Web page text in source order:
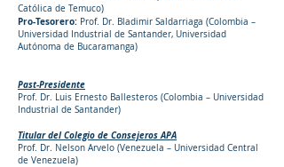
Católica de Temuco)
Pro-Tesorero: Prof. Dr. Bladimir Saldarriaga (Colombia –
Universidad Industrial de Santander, Universidad
Autónoma de Bucaramanga)
Past-Presidente
Prof. Dr. Luis Ernesto Ballesteros (Colombia – Universidad
Industrial de Santander)
Titular del Colegio de Consejeros APA
Prof. Dr. Nelson Arvelo (Venezuela – Universidad Central
de Venezuela)